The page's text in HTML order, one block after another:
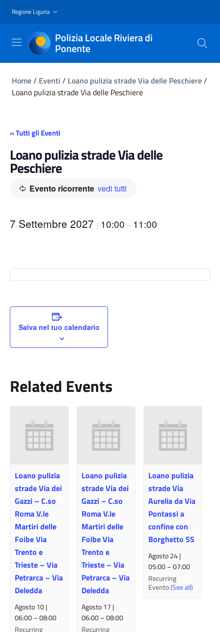
Regione Liguria
Polizia Locale Riviera di
Ponente
Home/ Eventi / Loano pulizia strade Via delle Peschiere/
Loano pulizia strade Via delle Peschiere
« Tutti gli Eventi
Loano pulizia strade Via delle
Peschiere
Evento ricorrente vedi tutti
7 Settembre 2027 | 10:00 – 11:00
Salva nel tuo calendario
Related Events
Loano pulizia
strade Via dei
Gazzi – C.so
Roma V.le
Martiri delle
Foibe Via
Trento e
Trieste – Via
Petrarca – Via
Deledda
Agosto 10 |
06:00–08:00
Recurring
Loano pulizia
strade Via dei
Gazzi – C.so
Roma V.le
Martiri delle
Foibe Via
Trento e
Trieste – Via
Petrarca – Via
Deledda
Agosto 17 |
06:00–08:00
Recurring
Loano pulizia
strade Via
Aurelia da Via
Pontassi a
confine con
Borghetto SS
Agosto 24 |
05:00–07:00
Recurring
Evento(See all)